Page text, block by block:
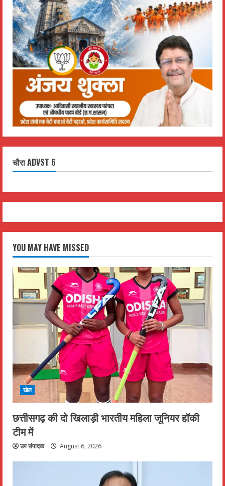
चौरा ADVST 6
YOU MAY HAVE MISSED
खेल
छत्तीसगढ़ की दो खिलाड़ी भारतीय महिला जूनियर हॉकी
टीम में
उप संपादक August 6, 2026